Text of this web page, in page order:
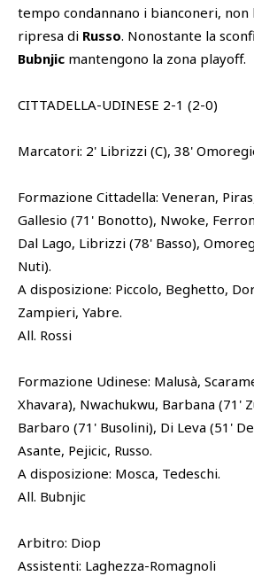
tempo condannano i bianconeri, non
ripresa di Russo. Nonostante la
Bubnjic mantengono la zona playoff.
CITTADELLA-UDINESE 2-1 (2-0)
Marcatori: 2' Librizzi (C), 38'
Formazione Cittadella: Veneran,
Gallesio (71' Bonotto), Nwoke,
Dal Lago, Librizzi (78' Basso),
Nuti).
A disposizione: Piccolo, Beghetto,
Zampieri, Yabre.
All. Rossi
Formazione Udinese: Malusà,
Xhavara), Nwachukwu, Barbana (71'
Barbaro (71' Busolini), Di Leva (51'
Asante, Pejicic, Russo.
A disposizione: Mosca, Tedeschi.
All. Bubnjic
Arbitro: Diop
Assistenti: Laghezza-Romagnoli